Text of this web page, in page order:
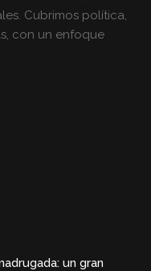
Cubrimos política,
con un enfoque
un gran